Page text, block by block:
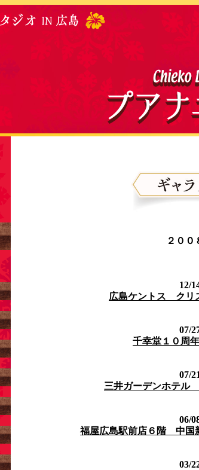
２００
12/
広島ケントス クリ
07/
千幸堂１０周
07/21
三井ガーデンホテル
06/
福屋広島駅前店６階 中国
03/